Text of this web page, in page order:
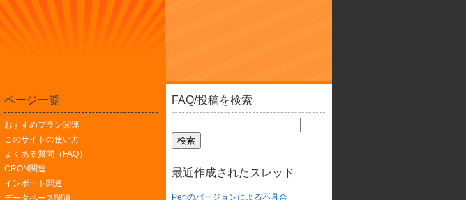
ページ一覧
おすすめプラン関連
このサイトの使い方
よくある質問（FAQ）
CRON関連
インポート関連
データベース関連
FAQ/投稿を検索
最近作成されたスレッド
Perlのバージョンによる不具合